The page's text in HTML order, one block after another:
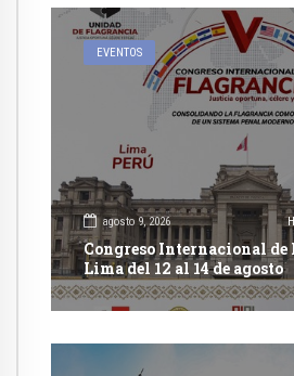
EVENTOS
agosto 9, 2026
Congreso Internacional
Lima del 12 al 14 de agosto